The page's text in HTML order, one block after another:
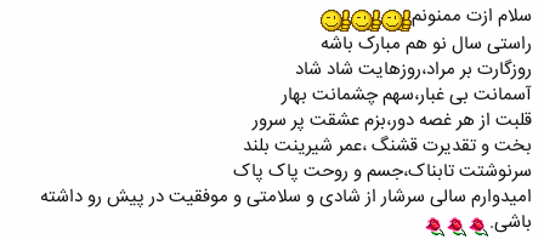
سلام ازت ممنونم
راستی سال نو هم مبارک باشه
روزگارت بر مراد،روزهایت شاد شاد
آسمانت بی غبار،سهم چشمانت بهار
قلبت از هر غصه دور،بزم عشقت پر سرور
بخت و تقدیرت قشنگ ،عمر شیرینت بلند
سرنوشتت تابناک،جسم و روحت پاک پاک
امیدوارم سالی سرشار از شادی و سلامتی و موفقیت در پیش رو داشته
باشی.